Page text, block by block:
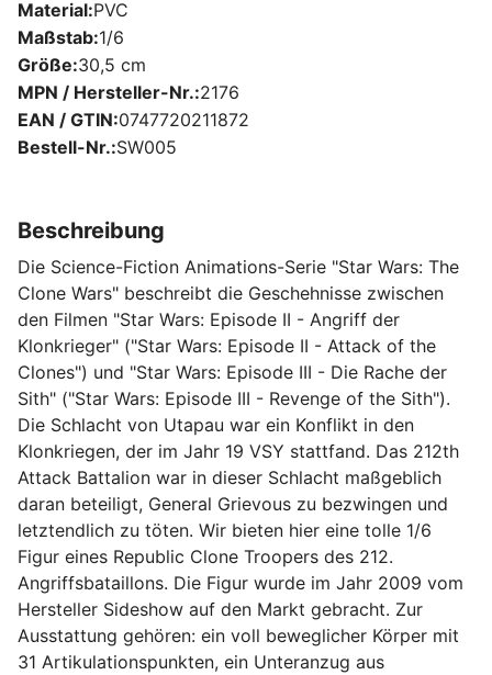
Material PVC
Maßstab 1/6
Größe 30,5 cm
MPN / Hersteller-Nr. 2176
EAN / GTIN 0747720211872
Bestell-Nr. SW005
Beschreibung
Die Science-Fiction Animations-Serie "Star Wars: The
Clone Wars" beschreibt die Geschehnisse zwischen
den Filmen "Star Wars: Episode II - Angriff der
Klonkrieger" ("Star Wars: Episode II - Attack of the
Clones") und "Star Wars: Episode III - Die Rache der
Sith" ("Star Wars: Episode III - Revenge of the Sith").
Die Schlacht von Utapau war ein Konflikt in den
Klonkriegen, der im Jahr 19 VSY stattfand. Das 212th
Attack Battalion war in dieser Schlacht maßgeblich
daran beteiligt, General Grievous zu bezwingen und
letztendlich zu töten. Wir bieten hier eine tolle 1/6
Figur eines Republic Clone Troopers des 212.
Angriffsbataillons. Die Figur wurde im Jahr 2009 vom
Hersteller Sideshow auf den Markt gebracht. Zur
Ausstattung gehören: ein voll beweglicher Körper mit
31 Artikulationspunkten, ein Unteranzug aus